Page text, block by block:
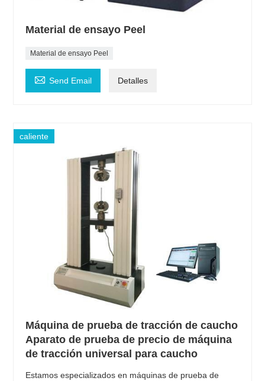
Material de ensayo Peel
Material de ensayo Peel
 Send Email Detalles
caliente
Máquina de prueba de tracción de caucho
Aparato de prueba de precio de máquina
de tracción universal para caucho
Estamos especializados en máquinas de prueba de